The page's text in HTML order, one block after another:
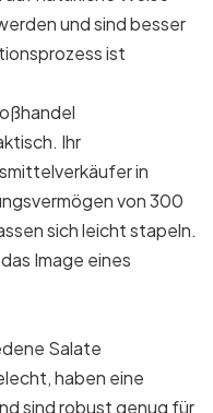
und sind besser
ist
Ihr
in
von 300
sich leicht stapeln.
Image eines
Salate
haben eine
sind robust genug für